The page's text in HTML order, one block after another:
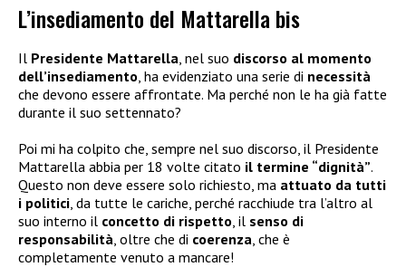
L’insediamento del Mattarella bis
Il Presidente Mattarella , nel suo discorso al momento
dell’insediamento , ha evidenziato una serie di necessità
che devono essere affrontate. Ma perché non le ha già fatte
durante il suo settennato?
Poi mi ha colpito che, sempre nel suo discorso, il Presidente
Mattarella abbia per 18 volte citato il termine “dignità”.
Questo non deve essere solo richiesto, ma attuato da tutti
i politici , da tutte le cariche, perché racchiude tra l’altro al
suo interno il concetto di rispetto , il senso di
responsabilità , oltre che di coerenza , che è
completamente venuto a mancare!